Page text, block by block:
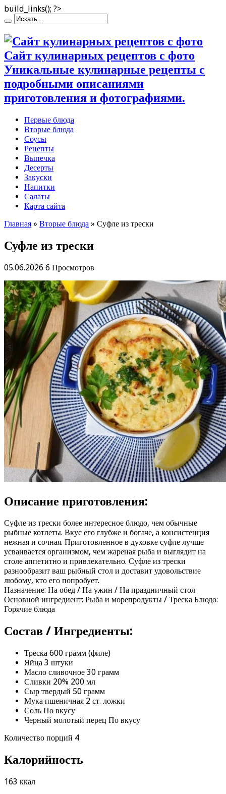
build_links(); ?>
Сайт кулинарных рецептов с фото
Уникальные кулинарные рецепты с
подробными описаниями
приготовления и фотографиями.
Первые блюда
Вторые блюда
Соусы
Рецепты
Выпечка
Десерты
Закуски
Напитки
Салаты
Карта сайта
Главная » Вторые блюда » Суфле из трески
Суфле из трески
05.06.2026 6 Просмотров
Описание приготовления:
Суфле из трески более интересное блюдо, чем обычные
рыбные котлеты. Вкус его глубже и богаче, а консистенция
нежная и сочная. Приготовленное в духовке суфле лучше
усваивается организмом, чем жареная рыба и выглядит на
столе аппетитно и привлекательно. Суфле из трески
разнообразит ваш рыбный стол и доставит удовольствие
любому, кто его попробует.
Назначение: На обед / На ужин / На праздничный стол
Основной ингредиент: Рыба и морепродукты / Треска Блюдо:
Горячие блюда
Состав / Ингредиенты:
Треска 600 грамм (филе)
Яйца 3 штуки
Масло сливочное 30 грамм
Сливки 20% 200 мл
Сыр твердый 50 грамм
Мука пшеничная 2 ст. ложки
Соль По вкусу
Черный молотый перец По вкусу
Количество порций 4
Калорийность
163 ккал